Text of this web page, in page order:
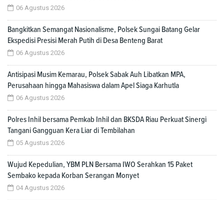
06 Agustus 2026
Bangkitkan Semangat Nasionalisme, Polsek Sungai Batang Gelar
Ekspedisi Presisi Merah Putih di Desa Benteng Barat
06 Agustus 2026
Antisipasi Musim Kemarau, Polsek Sabak Auh Libatkan MPA,
Perusahaan hingga Mahasiswa dalam Apel Siaga Karhutla
06 Agustus 2026
Polres Inhil bersama Pemkab Inhil dan BKSDA Riau Perkuat Sinergi
Tangani Gangguan Kera Liar di Tembilahan
05 Agustus 2026
Wujud Kepedulian, YBM PLN Bersama IWO Serahkan 15 Paket
Sembako kepada Korban Serangan Monyet
04 Agustus 2026